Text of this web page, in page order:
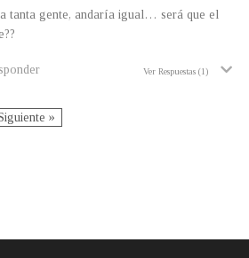
tanta gente, andaría igual… será que el
Ver Respuestas (1)
»